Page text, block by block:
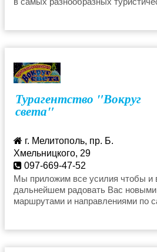
Турагентство "Вокруг
света"
г. Мелитополь, пр. Б.
Хмельницкого, 29
097-669-47-52
vokrug.mel@gmail.com
Мы приложим все усилия чтобы и
дальнейшем радовать Вас новыми
маршрутами и направлениями по